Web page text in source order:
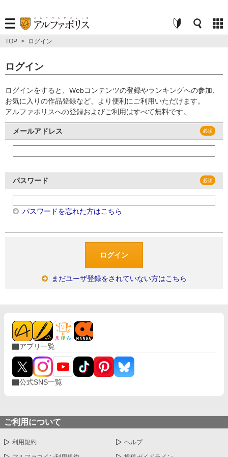
TOP > ログイン
ログイン
ログインをすると、Webコンテンツの登録やランキングへの参加、
お気に入りの作品登録など、より便利にご利用いただけます。
アルファポリスへの登録およびご利用はすべて無料です。
メールアドレス
パスワード
パスワードを忘れた方はこちら
まだユーザ登録をされていない方はこちら
アプリ一覧
公式SNS一覧
ご利用について
利用規約 ヘルプ